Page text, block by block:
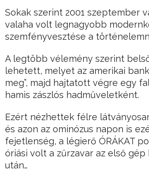
Sokak szerint 2001 szeptember
valaha volt legnagyobb
szemfényvesztése a
A legtöbb vélemény szerint
lehetett, melyet az amerikai
meg”, majd hajtatott végre egy
hamis zászlós hadműveletként.
Ezért nézhettek félre
és azon az ominózus napon is
fejetlenség, a légierő ÓRÁKAT
óriási volt a zűrzavar az első gép
után…